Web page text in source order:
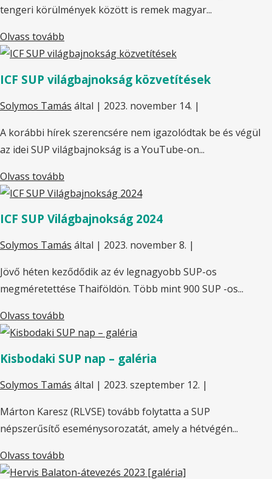
tengeri körülmények között is remek magyar...
Olvass tovább
ICF SUP világbajnokság közvetítések
Solymos Tamás által | 2023. november 14. |
A korábbi hírek szerencsére nem igazolódtak be és végül
az idei SUP világbajnokság is a YouTube-on...
Olvass tovább
ICF SUP Világbajnokság 2024
Solymos Tamás által | 2023. november 8. |
Jövő héten keződődik az év legnagyobb SUP-os
megméretettése Thaiföldön. Több mint 900 SUP -os...
Olvass tovább
Kisbodaki SUP nap – galéria
Solymos Tamás által | 2023. szeptember 12. |
Márton Karesz (RLVSE) tovább folytatta a SUP
népszerűsítő eseménysorozatát, amely a hétvégén...
Olvass tovább